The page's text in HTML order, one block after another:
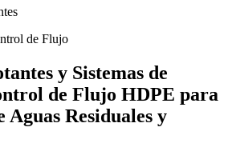
de Flujo
y Sistemas de
de Flujo HDPE para
Residuales y